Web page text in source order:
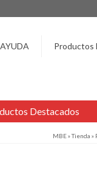
AYUDA Productos
Destacados
MBE»Tienda »